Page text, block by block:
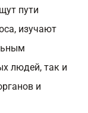
пути
изучают
людей, так и
и